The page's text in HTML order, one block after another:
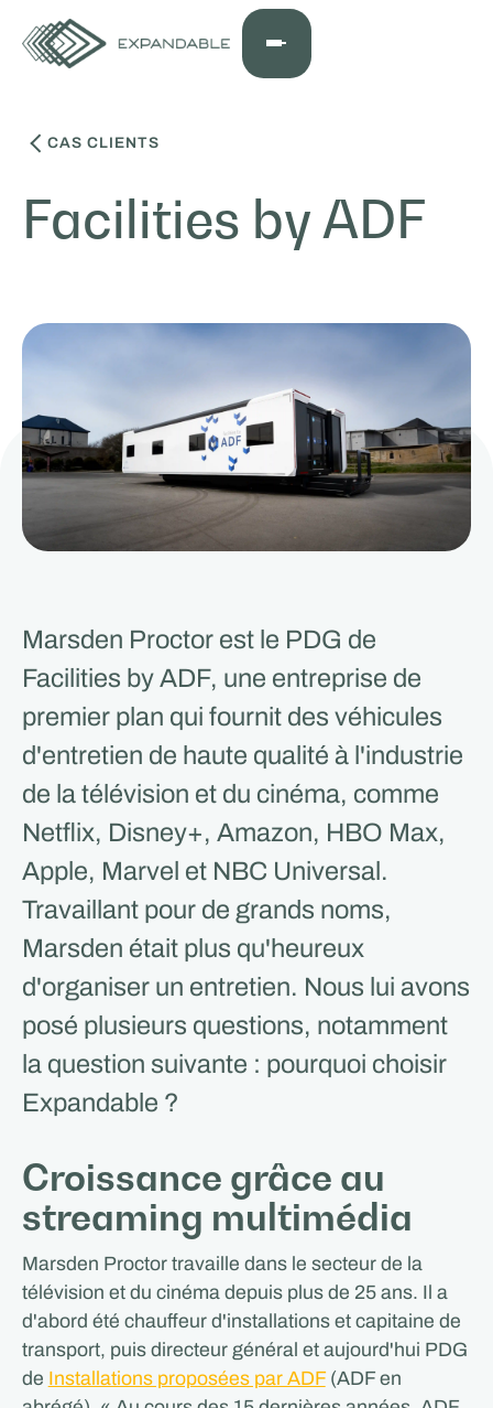
CAS CLIENTS
Facilities by ADF
Marsden Proctor est le PDG de
Facilities by ADF, une entreprise de
premier plan qui fournit des véhicules
d'entretien de haute qualité à l'industrie
de la télévision et du cinéma, comme
Netflix, Disney+, Amazon, HBO Max,
Apple, Marvel et NBC Universal.
Travaillant pour de grands noms,
Marsden était plus qu'heureux
d'organiser un entretien. Nous lui avons
posé plusieurs questions, notamment
la question suivante : pourquoi choisir
Expandable ?
Croissance grâce au
streaming multimédia
Marsden Proctor travaille dans le secteur de la
télévision et du cinéma depuis plus de 25 ans. Il a
d'abord été chauffeur d'installations et capitaine de
transport, puis directeur général et aujourd'hui PDG
de Installations proposées par ADF(ADF en